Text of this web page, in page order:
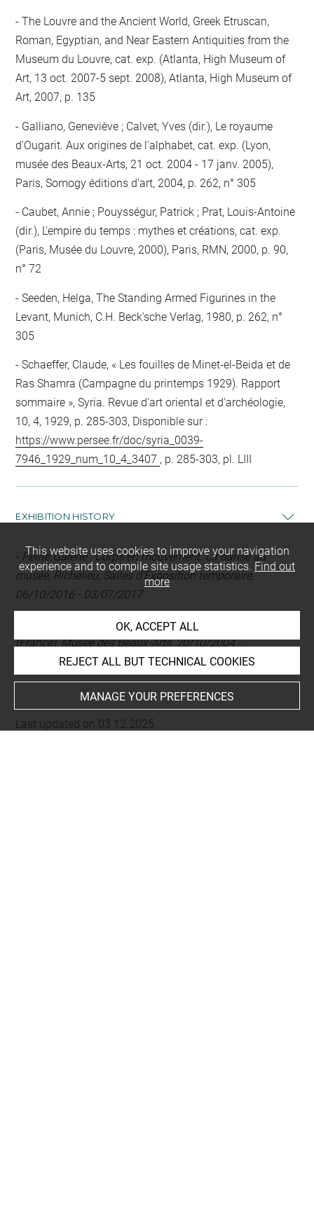
The Louvre and the Ancient World, Greek Etruscan,
Roman, Egyptian, and Near Eastern Antiquities from the
Museum du Louvre, cat. exp. (Atlanta, High Museum of
Art, 13 oct. 2007-5 sept. 2008), Atlanta, High Museum of
Art, 2007, p. 135
Galliano, Geneviève ; Calvet, Yves (dir.), Le royaume
d'Ougarit. Aux origines de l'alphabet, cat. exp. (Lyon,
musée des Beaux-Arts, 21 oct. 2004 - 17 janv. 2005),
Paris, Somogy éditions d'art, 2004, p. 262, n° 305
Caubet, Annie ; Pouysségur, Patrick ; Prat, Louis-Antoine
(dir.), L'empire du temps : mythes et créations, cat. exp.
(Paris, Musée du Louvre, 2000), Paris, RMN, 2000, p. 90,
n° 72
Seeden, Helga, The Standing Armed Figurines in the
Levant, Munich, C.H. Beck'sche Verlag, 1980, p. 262, n°
305
Schaeffer, Claude, « Les fouilles de Minet-el-Beida et de
Ras Shamra (Campagne du printemps 1929). Rapport
sommaire », Syria. Revue d'art oriental et d'archéologie,
10, 4, 1929, p. 285-303, Disponible sur :
https://www.persee.fr/doc/syria_0039-
7946_1929_num_10_4_3407 , p. 285-303, pl. LIII
EXHIBITION HISTORY
- Petite Galerie : Corps en mouvement. La danse au
musée, Richelieu, Salles d'Exposition temporaire,
06/10/2016 - 03/07/2017
Le royaume d'Ougarit aux origines de l'alphabet, Lyon
(France), Musée des Beaux-Arts, 20/10/2004 -
17/01/2005
Last updated on 03.12.2025
This website uses cookies to improve your navigation
experience and to compile site usage statistics. Find out
more
OK, ACCEPT ALL
REJECT ALL BUT TECHNICAL COOKIES
MANAGE YOUR PREFERENCES